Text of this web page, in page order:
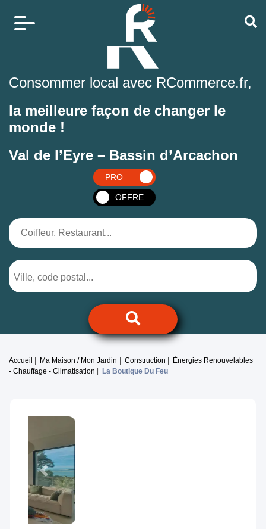
Consommer local avec RCommerce.fr,
la meilleure façon de changer le
monde !
Val de l’Eyre – Bassin d’Arcachon
PRO
OFFRE
Accueil Ma Maison / Mon Jardin Construction
Énergies Renouvelables
- Chauffage - Climatisation
La Boutique Du Feu
Previous